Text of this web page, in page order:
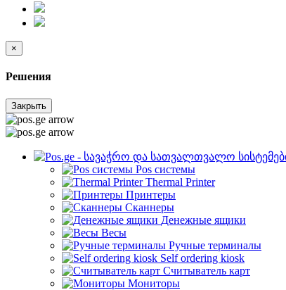
×
Решения
Закрыть
Pos системы
Thermal Printer
Принтеры
Сканнеры
Денежные ящики
Весы
Ручные терминалы
Self ordering kiosk
Считыватель карт
Мониторы